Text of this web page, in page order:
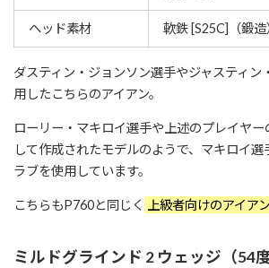
ヘッド素材 軟鉄 [S25C]（鍛造
ダスティン・ジョンソン選手やジャスティン
用したこちらのアイアン。
ローリー・マキロイ選手や上述のプレイヤ
して作成されたモデルのようで、マキロイ
ラブを使用しています。
こちらもP760と同じく 上級者向けのアイアン
ミルドグラインド 2 ウェッジ（54